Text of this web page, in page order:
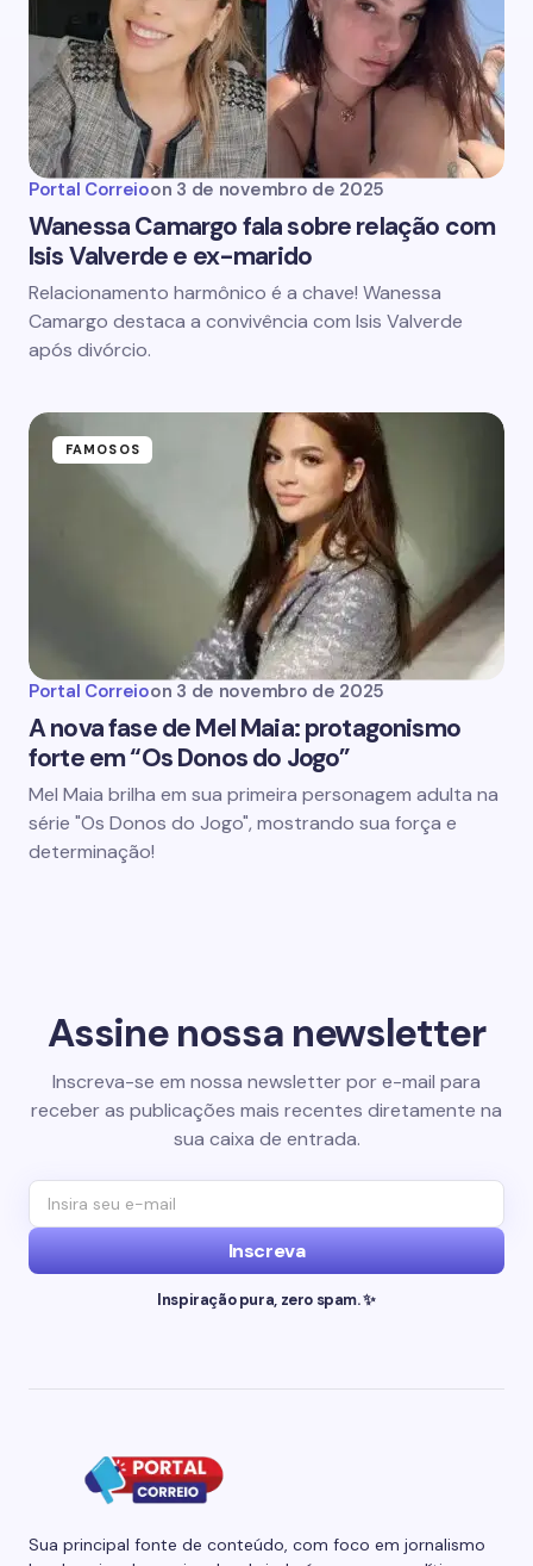
Portal Correioon 3 de novembro de 2025
Wanessa Camargo fala sobre relação com
Isis Valverde e ex-marido
Relacionamento harmônico é a chave! Wanessa
Camargo destaca a convivência com Isis Valverde
após divórcio.
FAMOSOS
Portal Correioon 3 de novembro de 2025
A nova fase de Mel Maia: protagonismo
forte em “Os Donos do Jogo”
Mel Maia brilha em sua primeira personagem adulta na
série "Os Donos do Jogo", mostrando sua força e
determinação!
Assine nossa newsletter
Inscreva-se em nossa newsletter por e-mail para
receber as publicações mais recentes diretamente na
sua caixa de entrada.
Inscreva
Inspiração pura, zero spam. ✨
Sua principal fonte de conteúdo, com foco em jornalismo